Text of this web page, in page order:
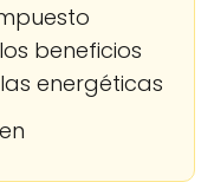
beneficios
energéticas